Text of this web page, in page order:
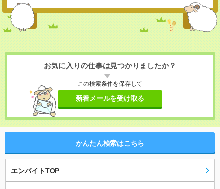
お気に入りの仕事は見つかりましたか？
この検索条件を保存して
新着メールを受け取る
かんたん検索はこちら
エンバイトTOP